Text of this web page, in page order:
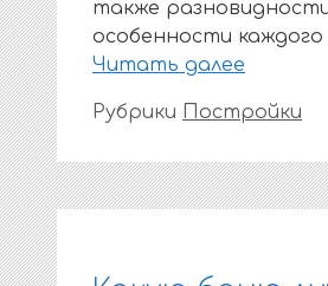
также
особенности
Читать далее
Рубрики Постройки